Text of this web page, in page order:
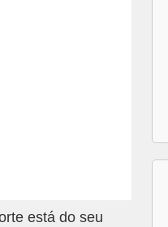
está do seu